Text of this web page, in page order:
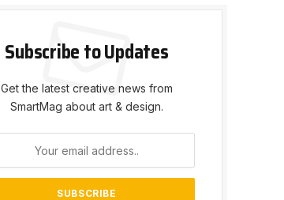
Subscribe to Updates
Get the latest creative news from
SmartMag about art & design.